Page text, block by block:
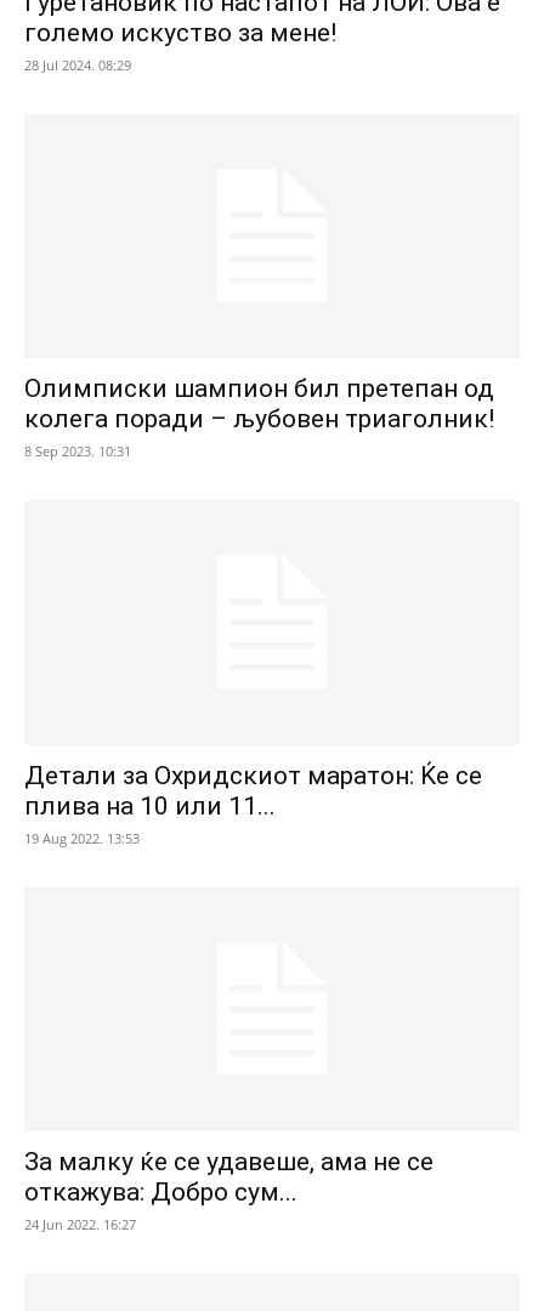
големо искуство за мене!
28 Jul 2024. 08:29
Олимписки шампион бил претепан од
колега поради – љубовен триаголник!
8 Sep 2023. 10:31
Детали за Охридскиот маратон: Ќе се
плива на 10 или 11...
19 Aug 2022. 13:53
За малку ќе се удавеше, ама не се
откажува: Добро сум...
24 Jun 2022. 16:27